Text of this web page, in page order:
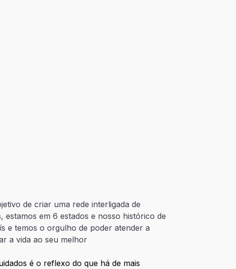
de criar uma rede interligada de
estamos em 6 estados e nosso histórico de
e temos o orgulho de poder atender a
a vida ao seu melhor
é o reflexo do que há de mais